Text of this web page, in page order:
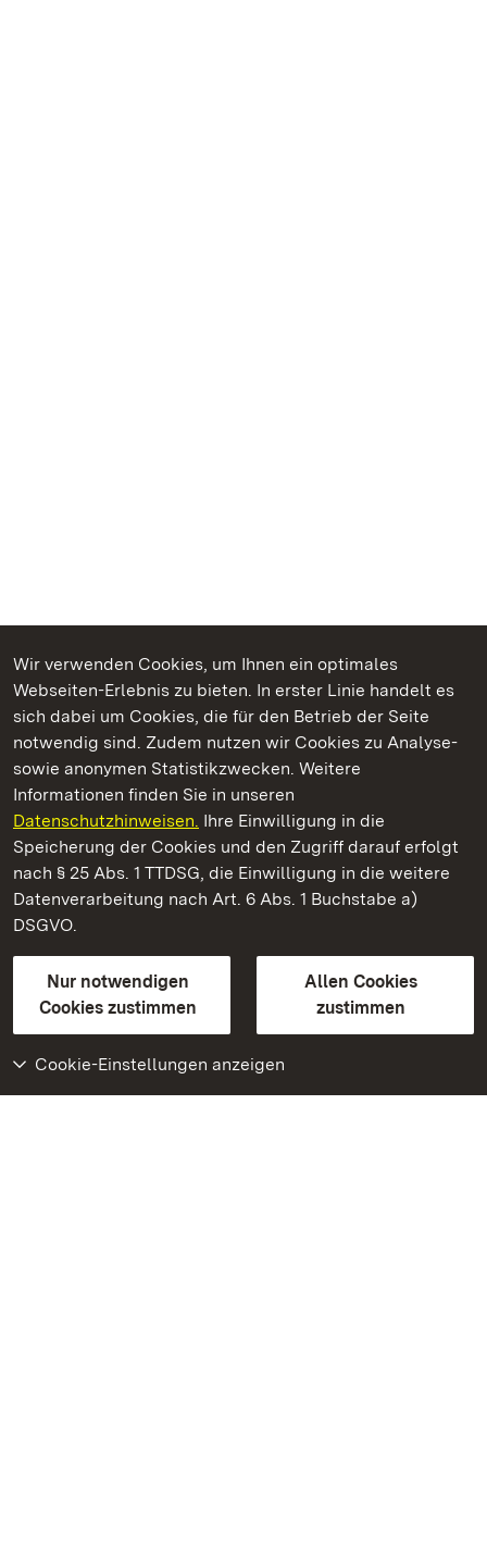
Wir verwenden Cookies, um Ihnen ein optimales
Webseiten-Erlebnis zu bieten. In erster Linie handelt es
sich dabei um Cookies, die für den Betrieb der Seite
notwendig sind. Zudem nutzen wir Cookies zu Analyse-
sowie anonymen Statistikzwecken. Weitere
Informationen finden Sie in unseren
Datenschutzhinweisen. Ihre Einwilligung in die
Speicherung der Cookies und den Zugriff darauf erfolgt
nach § 25 Abs. 1 TTDSG, die Einwilligung in die weitere
Datenverarbeitung nach Art. 6 Abs. 1 Buchstabe a)
DSGVO.
Nur notwendigen
Cookies zustimmen
Allen Cookies
zustimmen
Cookie-Einstellungen anzeigen
Kommen. Staunen. Genießen.
Schloss Solitude
Staatliche Schlösser und Gärten Baden-Württemberg
Kontakt
GebärdenspracheLeichte Sprache
Erklärung zur Barrierefreiheit
BITV-konform (geprüfte Seiten)
Weiteres